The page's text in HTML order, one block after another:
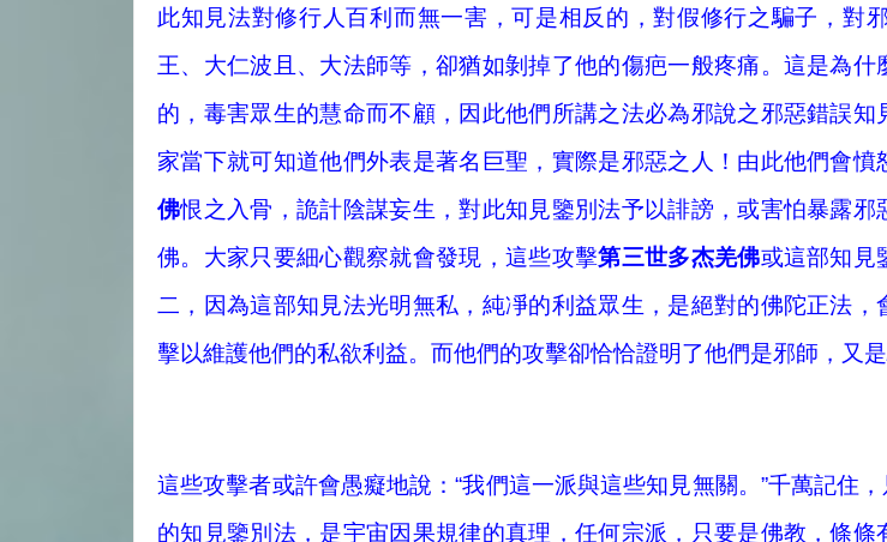
此知見法對修行人百利而無一害，可是相反的，對假修行之騙子，對
王、大仁波且、大法師等，卻猶如剝掉了他的傷疤一般疼痛。這是為
的，毒害眾生的慧命而不顧，因此他們所講之法必為邪說之邪惡錯誤知
家當下就可知道他們外表是著名巨聖，實際是邪惡之人！由此他們會
佛恨之入骨，詭計陰謀妄生，對此知見鑒別法予以誹謗，或害怕暴露
佛。大家只要細心觀察就會發現，這些攻擊第三世多杰羌佛或這部知見
二，因為這部知見法光明無私，純凈的利益眾生，是絕對的佛陀正法
擊以維護他們的私欲利益。而他們的攻擊卻恰恰證明了他們是邪師，又是
這些攻擊者或許會愚癡地說：“我們這一派與這些知見無關。”千萬記住
的知見鑒別法，是宇宙因果規律的真理，任何宗派，只要是佛教，條
你会被旁门左道怪力乱神所迷惑
佛法告诉你怎么转苦为乐
生活中处处都体现着佛法
达摩祖师与梁武帝的经典对话